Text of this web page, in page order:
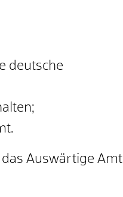
deutsche
das Auswärtige Amt